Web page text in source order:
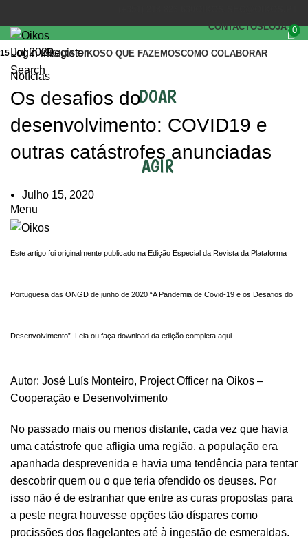
CONTACTOSLOJA 0
Login / Register
Search
INÍCIOA OIKOSO QUE FAZEMOSCOMO COLABORAR
DOAR
AGIR
Menu
Notícias
Os desafios do
desenvolvimento: COVID19 e
outras catástrofes anunciadas
Julho 15, 2020
15 Jul 2020
Este artigo foi originalmente publicado na Edição Especial da Revista da Plataforma
Portuguesa das ONGD de junho de 2020 “A Pandemia de Covid-19 e os Desafios do
Desenvolvimento”. Leia ou faça download da edição completa aqui.
Autor: José Luís Monteiro, Project Officer na Oikos –
Cooperação e Desenvolvimento
No passado mais ou menos distante, cada vez que havia
uma catástrofe que afligia uma região, a população era
apanhada desprevenida e havia uma tendência para tentar
descobrir quem ou o que teria ofendido os deuses. Por
isso não é de estranhar que entre as curas propostas para
a peste negra houvesse opções tão díspares como
procissões dos flagelantes até à ingestão de esmeraldas.